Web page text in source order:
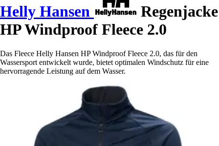
Helly Hansen
Regenjacke
HP Windproof Fleece 2.0
Das Fleece Helly Hansen HP Windproof Fleece 2.0, das für den
Wassersport entwickelt wurde, bietet optimalen Windschutz für eine
hervorragende Leistung auf dem Wasser.